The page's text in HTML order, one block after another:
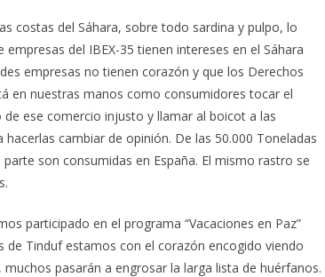
costas del Sáhara, sobre todo sardina y pulpo, lo
del IBEX-35 tienen intereses en el Sáhara
empresas no tienen corazón y que los Derechos
en nuestras manos como consumidores tocar el
ese comercio injusto y llamar al boicot a las
cambiar de opinión. De las 50.000 Toneladas
son consumidas en España. El mismo rastro se
participado en el programa “Vacaciones en Paz”
Tinduf estamos con el corazón encogido viendo
pasarán a engrosar la larga lista de huérfanos.